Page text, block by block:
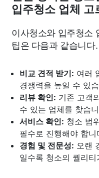
입주청소 업체 고
이사청소와 입주청소
팁은 다음과 같습니다.
비교 견적 받기: 여러
경쟁력을 높일 수 있
리뷰 확인: 기존 고객
수 있는 업체를 찾습
서비스 확인: 청소 범
필수로 진행해야 합니
경험 및 전문성: 오랜
일수록 청소의 퀄리티